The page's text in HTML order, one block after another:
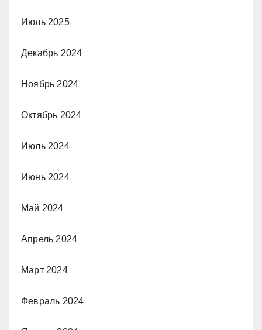
Июль 2025
Декабрь 2024
Ноябрь 2024
Октябрь 2024
Июль 2024
Июнь 2024
Май 2024
Апрель 2024
Март 2024
Февраль 2024